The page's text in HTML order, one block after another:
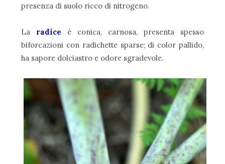
presenza di suolo ricco di nitrogeno.
La radice è conica, carnosa, presenta spesso
biforcazioni con radichette sparse; di color pallido,
ha sapore dolciastro e odore sgradevole.